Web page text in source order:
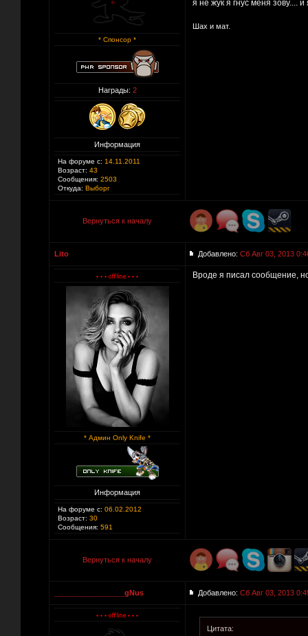
* Спонсор *
Награды: 2
Информация
На форуме с: 14.11.2011
Возраст: 43
Сообщения: 2503
Откуда: Выборг
я не жук я гнус меня зову.... и
Шах и мат.
Вернуться к началу
Lito Добавлено: Сб Авг 03, 2013
* Админ Only Knife *
Информация
На форуме с: 06.02.2012
Возраст: 30
Сообщения: 591
Вроде я писал сообщение,
Вернуться к началу
_________________gNus Добавлено: Сб Авг 03, 2013
Цитата: